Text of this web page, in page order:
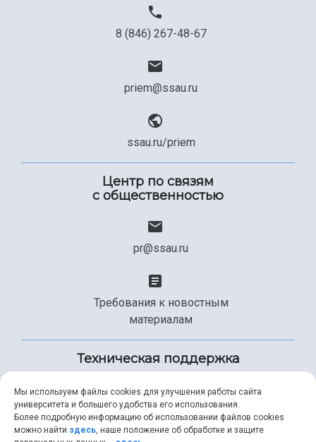
8 (846) 267-48-67
priem@ssau.ru
ssau.ru/priem
Центр по связям
с общественностью
pr@ssau.ru
Требования к новостным
материалам
Техническая поддержка
+7 (846) 267-49-99
Мы используем файлы cookies для улучшения работы сайта
университета и большего удобства его использования.
Более подробную информацию об использовании файлов cookies
можно найти здесь, наше положение об обработке и защите